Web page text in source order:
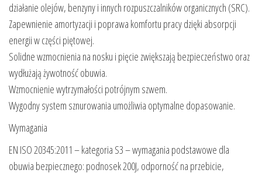
działanie olejów, benzyny i innych rozpuszczalników organicznych (SRC).
Zapewnienie amortyzacji i poprawa komfortu pracy dzięki absorpcji
energii w części piętowej.
Solidne wzmocnienia na nosku i pięcie zwiększają bezpieczeństwo oraz
wydłużają żywotność obuwia.
Wzmocnienie wytrzymałości potrójnym szwem.
Wygodny system sznurowania umożliwia optymalne dopasowanie.
Wymagania
EN ISO 20345:2011 – kategoria S3 – wymagania podstawowe dla
obuwia bezpiecznego: podnosek 200J, odporność na przebicie,